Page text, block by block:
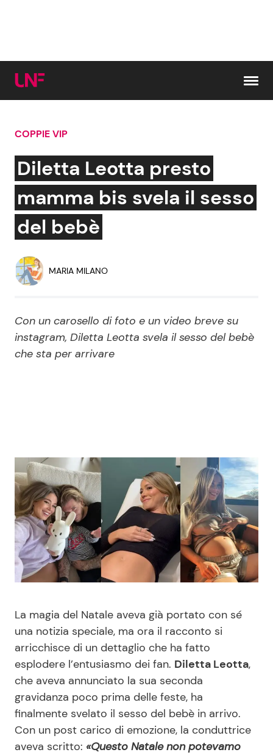
Cerca:
News e Cronaca
Attualità Italiana
Economia
Persone Scomparse
Politica
Gossip e TV
Bellezze VIP
Programmi TV
News Cinema
News Musica
News Spettacolo
News dal mondo
Benessere
Moda e Style
Mondo Mamma
News benessere
Salute
Cucina e Ricette
Dolci
Le Ricette in TV
Primi Piatti
Ricette Facili e Veloci
COPPIE VIP
Diletta Leotta presto
mamma bis svela il sesso
del bebè
MARIA MILANO
Con un carosello di foto e un video breve su
instagram, Diletta Leotta svela il sesso del bebè
che sta per arrivare
La magia del Natale aveva già portato con sé
una notizia speciale, ma ora il racconto si
arricchisce di un dettaglio che ha fatto
esplodere l’entusiasmo dei fan. Diletta Leotta,
che aveva annunciato la sua seconda
gravidanza poco prima delle feste, ha
finalmente svelato il sesso del bebè in arrivo.
Con un post carico di emozione, la conduttrice
aveva scritto: «Questo Natale non potevamo